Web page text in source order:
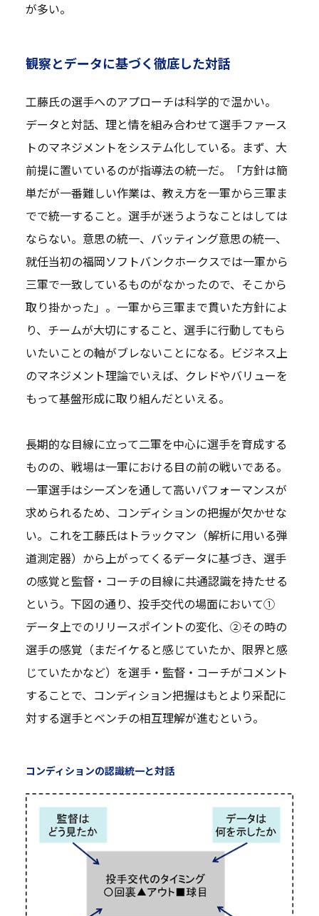
が多い。
観察とデータに基づく徹底した対話
工藤氏の選手へのアプローチは科学的で温かい。
データと対話、理と情を組み合わせて選手ファース
トのマネジメントをシステム化している。まず、大
前提に置いているのが指導法の統一だ。「方針は簡
単だが一番難しい作業は、教え方を一軍から三軍ま
でで統一すること。選手が迷うようなことはしては
ならない。意思の統一、バッティング意思の統一、
就任当初の福岡ソフトバンクホークスでは一軍から
三軍で一致しているものがなかったので、そこから
取り掛かった」。一軍から三軍まで貫いた方針によ
り、チームが大切にすること、選手に行動してもら
いたいことの軸がブレないことになる。ビジネス上
のマネジメント理論でいえば、クレドやバリューを
もって基盤形成に取り組んだといえる。
長期的な目線に立って二軍を中心に選手を育成する
ものの、戦場は一軍における目の前の戦いである。
一軍選手はシーズンを通して高いパフォーマンスが
求められるため、コンディションの把握が欠かせな
い。これを工藤氏はトラックマン（解析に用いる弾
道測定器）から上がってくるデータに基づき、選手
の感覚と監督・コーチの目線に共通認識を持たせる
という。下図の通り、投手交代の場面において①
データ上でのリリースポイントの変化、②その時の
選手の感覚（まだイケると感じていたか、限界と感
じていたかなど）を選手・監督・コーチがコメント
することで、コンディション把握はもとより采配に
対する選手とベンチの相互理解が進むという。
コンディションの認識統一と対話